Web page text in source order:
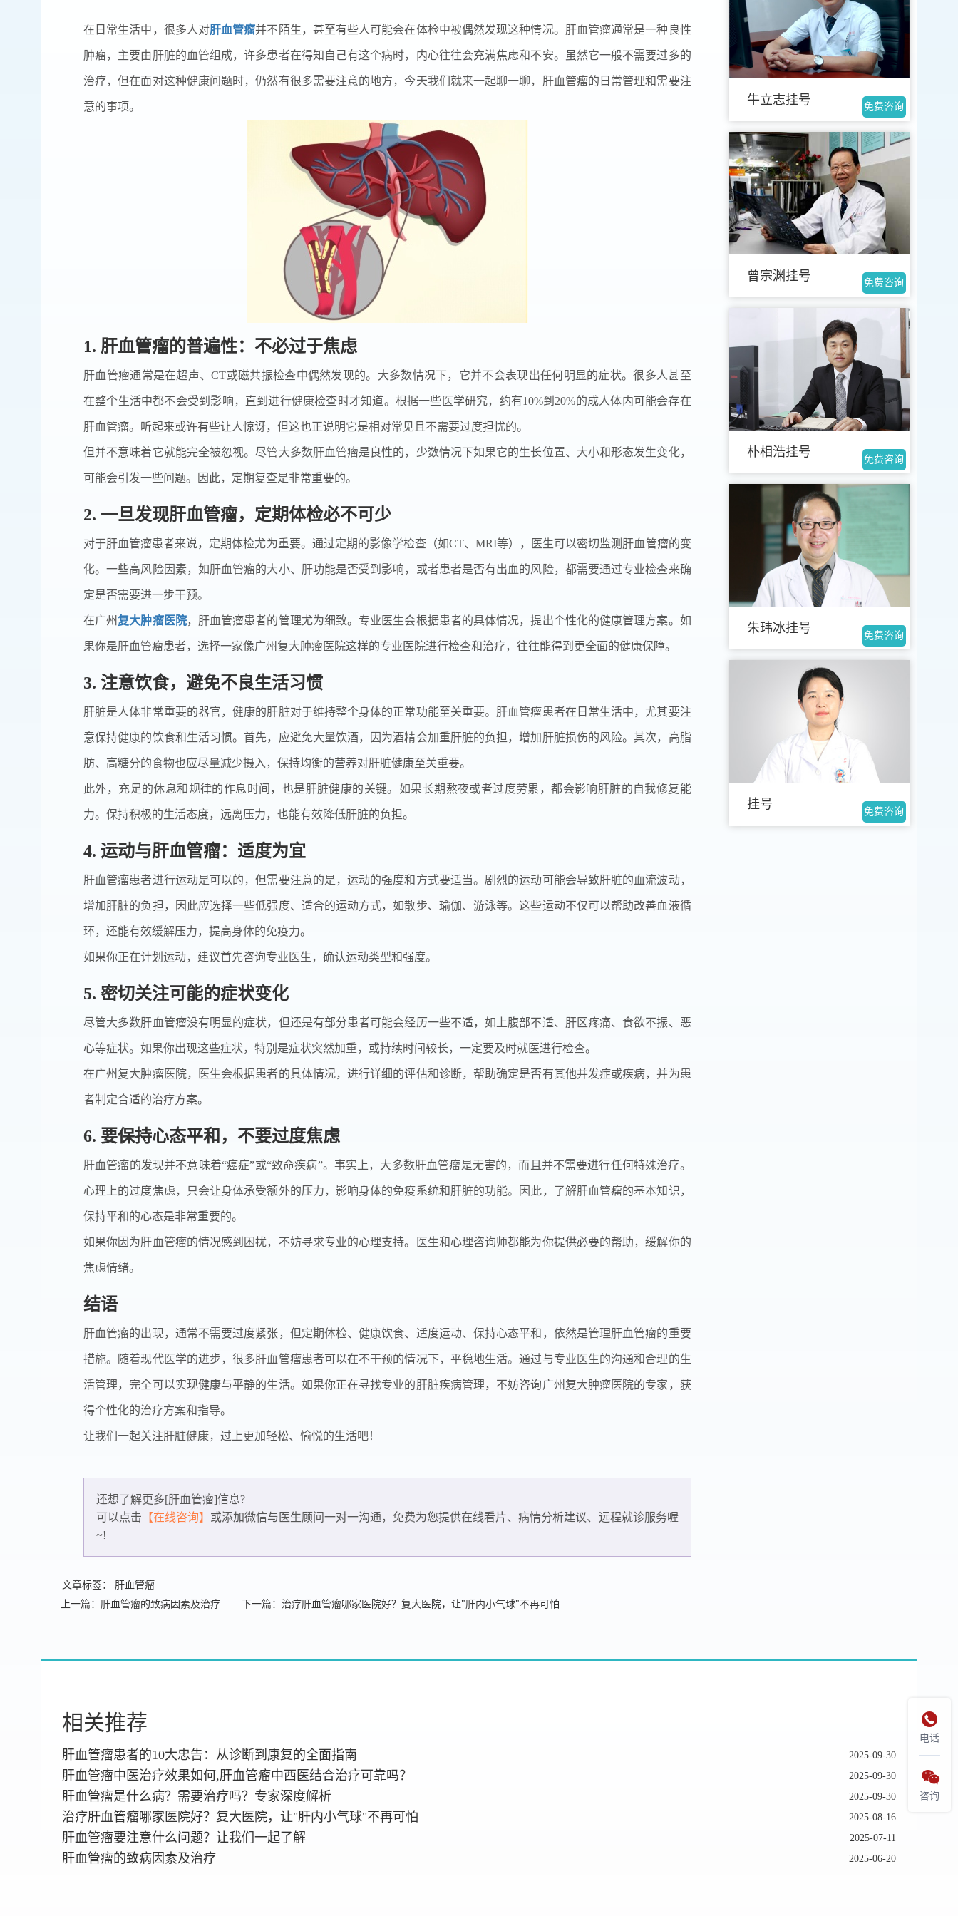
在日常生活中，很多人对肝血管瘤并不陌生，甚至有些人可能会在体检中被偶然发现这种情况。肝血管瘤通常是一种良性
肿瘤，主要由肝脏的血管组成，许多患者在得知自己有这个病时，内心往往会充满焦虑和不安。虽然它一般不需要过多的
治疗，但在面对这种健康问题时，仍然有很多需要注意的地方，今天我们就来一起聊一聊，肝血管瘤的日常管理和需要注
意的事项。
1. 肝血管瘤的普遍性：不必过于焦虑
肝血管瘤通常是在超声、CT或磁共振检查中偶然发现的。大多数情况下，它并不会表现出任何明显的症状。很多人甚至
在整个生活中都不会受到影响，直到进行健康检查时才知道。根据一些医学研究，约有10%到20%的成人体内可能会存在
肝血管瘤。听起来或许有些让人惊讶，但这也正说明它是相对常见且不需要过度担忧的。
但并不意味着它就能完全被忽视。尽管大多数肝血管瘤是良性的，少数情况下如果它的生长位置、大小和形态发生变化，
可能会引发一些问题。因此，定期复查是非常重要的。
2. 一旦发现肝血管瘤，定期体检必不可少
对于肝血管瘤患者来说，定期体检尤为重要。通过定期的影像学检查（如CT、MRI等），医生可以密切监测肝血管瘤的变
化。一些高风险因素，如肝血管瘤的大小、肝功能是否受到影响，或者患者是否有出血的风险，都需要通过专业检查来确
定是否需要进一步干预。
在广州复大肿瘤医院，肝血管瘤患者的管理尤为细致。专业医生会根据患者的具体情况，提出个性化的健康管理方案。如
果你是肝血管瘤患者，选择一家像广州复大肿瘤医院这样的专业医院进行检查和治疗，往往能得到更全面的健康保障。
3. 注意饮食，避免不良生活习惯
肝脏是人体非常重要的器官，健康的肝脏对于维持整个身体的正常功能至关重要。肝血管瘤患者在日常生活中，尤其要注
意保持健康的饮食和生活习惯。首先，应避免大量饮酒，因为酒精会加重肝脏的负担，增加肝脏损伤的风险。其次，高脂
肪、高糖分的食物也应尽量减少摄入，保持均衡的营养对肝脏健康至关重要。
此外，充足的休息和规律的作息时间，也是肝脏健康的关键。如果长期熬夜或者过度劳累，都会影响肝脏的自我修复能
力。保持积极的生活态度，远离压力，也能有效降低肝脏的负担。
4. 运动与肝血管瘤：适度为宜
肝血管瘤患者进行运动是可以的，但需要注意的是，运动的强度和方式要适当。剧烈的运动可能会导致肝脏的血流波动，
增加肝脏的负担，因此应选择一些低强度、适合的运动方式，如散步、瑜伽、游泳等。这些运动不仅可以帮助改善血液循
环，还能有效缓解压力，提高身体的免疫力。
如果你正在计划运动，建议首先咨询专业医生，确认运动类型和强度。
5. 密切关注可能的症状变化
尽管大多数肝血管瘤没有明显的症状，但还是有部分患者可能会经历一些不适，如上腹部不适、肝区疼痛、食欲不振、恶
心等症状。如果你出现这些症状，特别是症状突然加重，或持续时间较长，一定要及时就医进行检查。
在广州复大肿瘤医院，医生会根据患者的具体情况，进行详细的评估和诊断，帮助确定是否有其他并发症或疾病，并为患
者制定合适的治疗方案。
6. 要保持心态平和，不要过度焦虑
肝血管瘤的发现并不意味着“癌症”或“致命疾病”。事实上，大多数肝血管瘤是无害的，而且并不需要进行任何特殊治疗。
心理上的过度焦虑，只会让身体承受额外的压力，影响身体的免疫系统和肝脏的功能。因此，了解肝血管瘤的基本知识，
保持平和的心态是非常重要的。
如果你因为肝血管瘤的情况感到困扰，不妨寻求专业的心理支持。医生和心理咨询师都能为你提供必要的帮助，缓解你的
焦虑情绪。
结语
肝血管瘤的出现，通常不需要过度紧张，但定期体检、健康饮食、适度运动、保持心态平和，依然是管理肝血管瘤的重要
措施。随着现代医学的进步，很多肝血管瘤患者可以在不干预的情况下，平稳地生活。通过与专业医生的沟通和合理的生
活管理，完全可以实现健康与平静的生活。如果你正在寻找专业的肝脏疾病管理，不妨咨询广州复大肿瘤医院的专家，获
得个性化的治疗方案和指导。
让我们一起关注肝脏健康，过上更加轻松、愉悦的生活吧！
还想了解更多[肝血管瘤]信息?
可以点击 【在线咨询】 或添加微信与医生顾问一对一沟通，免费为您提供在线看片、病情分析建议、远程就诊服务喔
~!
文章标签： 肝血管瘤
上一篇：肝血管瘤的致病因素及治疗
下一篇：治疗肝血管瘤哪家医院好？复大医院，让"肝内小气球"不再可怕
免费咨询
牛立志挂号
免费咨询
曾宗渊挂号
免费咨询
朴相浩挂号
免费咨询
朱玮冰挂号
免费咨询
挂号
相关推荐
2025-09-30
肝血管瘤患者的10大忠告：从诊断到康复的全面指南
2025-09-30
肝血管瘤中医治疗效果如何,肝血管瘤中西医结合治疗可靠吗？
2025-09-30
肝血管瘤是什么病？需要治疗吗？专家深度解析
2025-08-16
治疗肝血管瘤哪家医院好？复大医院，让"肝内小气球"不再可怕
2025-07-11
肝血管瘤要注意什么问题？让我们一起了解
2025-06-20
肝血管瘤的致病因素及治疗

电话

咨询